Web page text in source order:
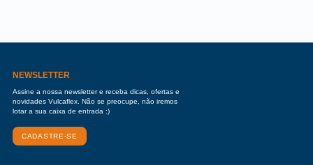
NEWSLETTER
Assine a nossa newsletter e receba dicas, ofertas e
novidades Vulcaflex. Não se preocupe, não iremos
lotar a sua caixa de entrada :)
CADASTRE-SE